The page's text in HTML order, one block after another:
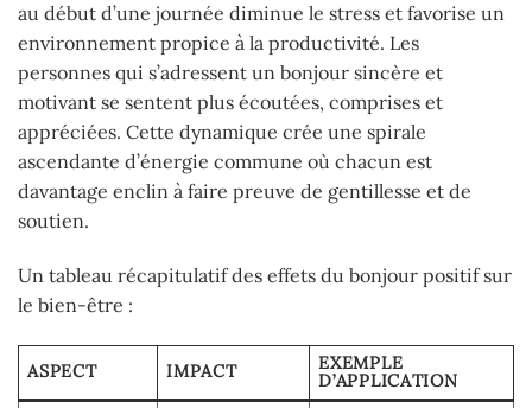
au début d’une journée diminue le stress et favorise un
environnement propice à la productivité. Les
personnes qui s’adressent un bonjour sincère et
motivant se sentent plus écoutées, comprises et
appréciées. Cette dynamique crée une spirale
ascendante d’énergie commune où chacun est
davantage enclin à faire preuve de gentillesse et de
soutien.
Un tableau récapitulatif des effets du bonjour positif sur
le bien-être :
ASPECT IMPACT
EXEMPLE
D’APPLICATION